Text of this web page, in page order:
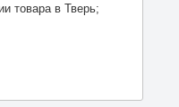
товара в Тверь;